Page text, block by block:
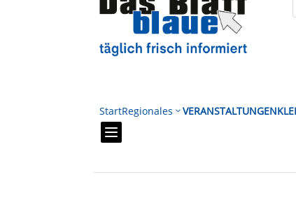
StartRegionales 3VERANSTALTUNGEN
